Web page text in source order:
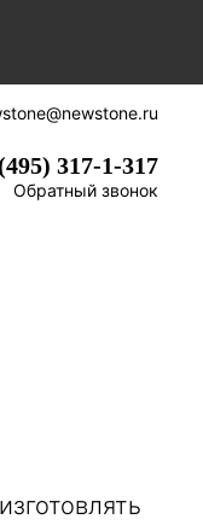
317-1-317
Обратный звонок